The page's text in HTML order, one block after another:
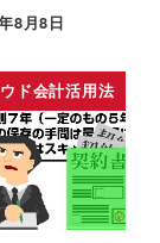
8月8日
ド会計活用法